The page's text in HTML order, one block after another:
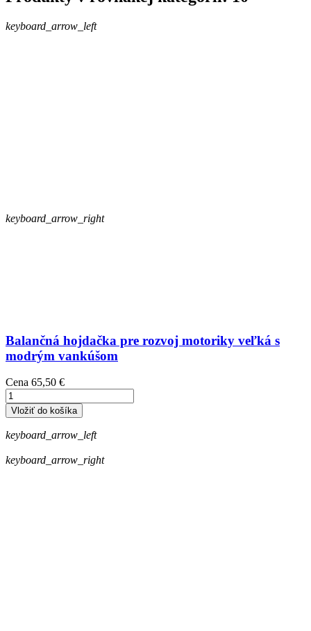
keyboard_arrow_left
keyboard_arrow_right
Balančná hojdačka pre rozvoj motoriky veľká s
modrým vankúšom
Cena 65,50 €
Vložiť do košíka
keyboard_arrow_left
keyboard_arrow_right